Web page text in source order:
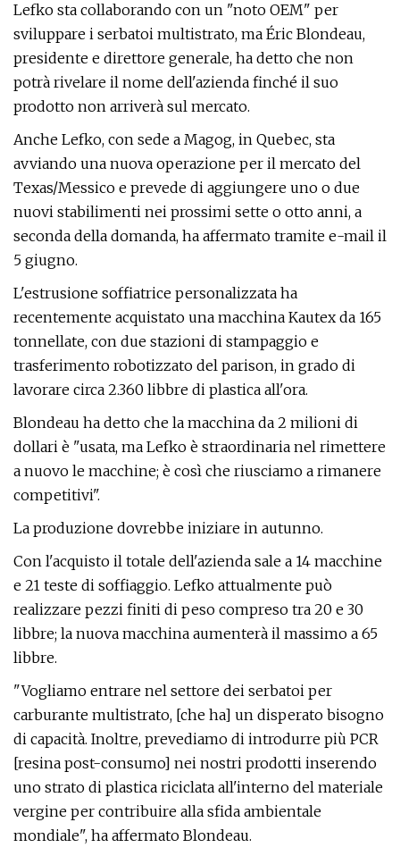
Lefko sta collaborando con un "noto OEM" per
sviluppare i serbatoi multistrato, ma Éric Blondeau,
presidente e direttore generale, ha detto che non
potrà rivelare il nome dell'azienda finché il suo
prodotto non arriverà sul mercato.
Anche Lefko, con sede a Magog, in Quebec, sta
avviando una nuova operazione per il mercato del
Texas/Messico e prevede di aggiungere uno o due
nuovi stabilimenti nei prossimi sette o otto anni, a
seconda della domanda, ha affermato tramite e-mail il
5 giugno.
L'estrusione soffiatrice personalizzata ha
recentemente acquistato una macchina Kautex da 165
tonnellate, con due stazioni di stampaggio e
trasferimento robotizzato del parison, in grado di
lavorare circa 2.360 libbre di plastica all'ora.
Blondeau ha detto che la macchina da 2 milioni di
dollari è "usata, ma Lefko è straordinaria nel rimettere
a nuovo le macchine; è così che riusciamo a rimanere
competitivi".
La produzione dovrebbe iniziare in autunno.
Con l'acquisto il totale dell'azienda sale a 14 macchine
e 21 teste di soffiaggio. Lefko attualmente può
realizzare pezzi finiti di peso compreso tra 20 e 30
libbre; la nuova macchina aumenterà il massimo a 65
libbre.
"Vogliamo entrare nel settore dei serbatoi per
carburante multistrato, [che ha] un disperato bisogno
di capacità. Inoltre, prevediamo di introdurre più PCR
[resina post-consumo] nei nostri prodotti inserendo
uno strato di plastica riciclata all'interno del materiale
vergine per contribuire alla sfida ambientale
mondiale", ha affermato Blondeau.